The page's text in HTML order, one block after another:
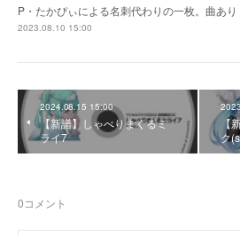
P・たかぴぃによる名刺代わりの一枚。曲あ
2023.08.10 15:00
2024.08.15 15:00
【新譜】しゃべりまくるミ
ライ7
【
ク
0コメント